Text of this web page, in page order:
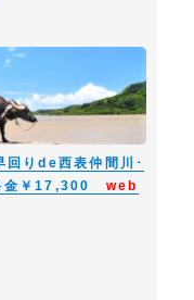
合 無料
でに解除する場合 代金の
代金の100％
場合 無料
でに解除する場合 代金の
回りde西表仲間川･
金￥17,300 web